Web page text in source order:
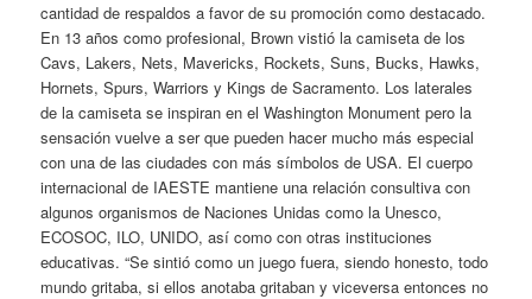
cantidad de respaldos a favor de su promoción como destacado.
En 13 años como profesional, Brown vistió la camiseta de los
Cavs, Lakers, Nets, Mavericks, Rockets, Suns, Bucks, Hawks,
Hornets, Spurs, Warriors y Kings de Sacramento. Los laterales
de la camiseta se inspiran en el Washington Monument pero la
sensación vuelve a ser que pueden hacer mucho más especial
con una de las ciudades con más símbolos de USA. El cuerpo
internacional de IAESTE mantiene una relación consultiva con
algunos organismos de Naciones Unidas como la Unesco,
ECOSOC, ILO, UNIDO, así como con otras instituciones
educativas. “Se sintió como un juego fuera, siendo honesto, todo
mundo gritaba, si ellos anotaba gritaban y viceversa entonces no